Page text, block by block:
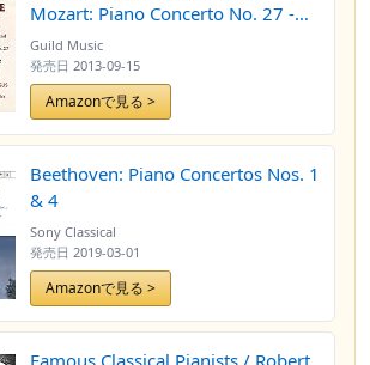
Mozart: Piano Concerto No. 27 -
Brahms: Symphony No. 2 -
Stravinsky: Fireworks
Guild Music
発売日 2013-09-15
Amazonで見る >
Beethoven: Piano Concertos Nos. 1
& 4
Sony Classical
発売日 2019-03-01
Amazonで見る >
Famous Classical Pianists / Robert